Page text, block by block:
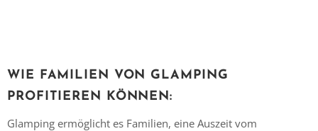
WIE FAMILIEN VON GLAMPING
PROFITIEREN KÖNNEN:
Glamping ermöglicht es Familien, eine Auszeit vom